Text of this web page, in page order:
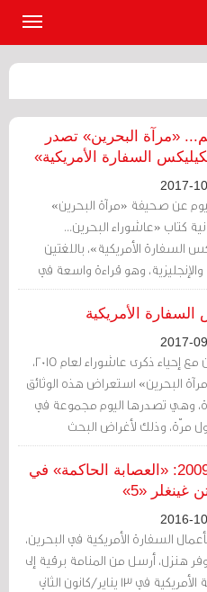
«مرآة البحرين» تصدر
السفارة الأمريكية»
عن صحيفة «مرآة البحرين»
كتاب «عاشوراء البحرين...
السفارة الأمريكية»، باللغتين
والإنجليزية، وهو قراءة واسعة في
الدبلوماسية التي تبادلتها
في المنامة مع الخارجية
عن إحياء ذكرى عاشوراء في البحرين.
الأمريكية
بالتزامن مع إحياء ذكرى عاشوراء لعام 2015،
البحرين» استعراض هذه الوثائق
وهي تصدرها اليوم مجموعة في
مرّة، وذلك لأغراض البحث
ولفهم وتحليل العمل الدبلوماسي
في هذا السياق، ورؤيتهم لهذه
ومجرياتها المختلفة كل عام،
البحرينية مع كل ذلك.
خطبة الخواجة في عاشوراء 2009: «العصابة الحاكمة» في
«5»
السفارة الأمريكية في البحرين،
هنزل، أرسل من المنامة برقية إلى
الخارجية الأمريكية في 13 يناير/كانون الثاني